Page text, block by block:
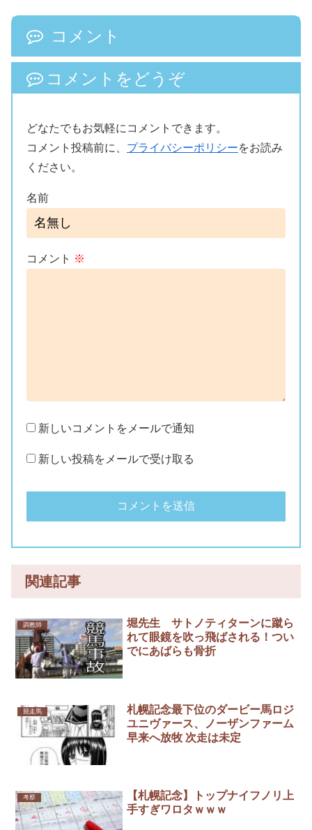
コメント
コメントをどうぞ
どなたでもお気軽にコメントできます。
コメント投稿前に、 プライバシーポリシーをお読み
ください。
名前
コメント ※
新しいコメントをメールで通知
新しい投稿をメールで受け取る
関連記事
調教師
堀先生 サトノティターンに蹴ら
れて眼鏡を吹っ飛ばされる！つい
でにあばらも骨折
競走馬
札幌記念最下位のダービー馬ロジ
ユニヴァース、ノーザンファーム
早来へ放牧 次走は未定
考察
【札幌記念】トップナイフノリ上
手すぎワロタｗｗｗ